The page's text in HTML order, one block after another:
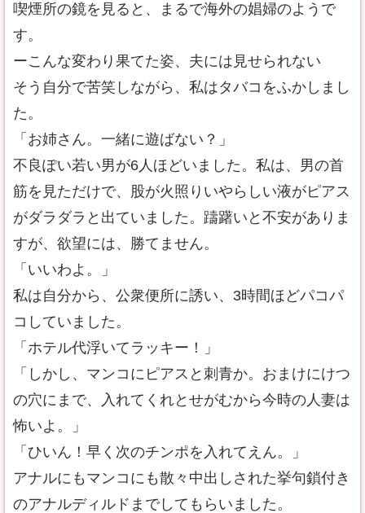
喫煙所の鏡を見ると、まるで海外の娼婦のようで
す。
ーこんな変わり果てた姿、夫には見せられない
そう自分で苦笑しながら、私はタバコをふかしまし
た。
「お姉さん。一緒に遊ばない？」
不良ぽい若い男が6人ほどいました。私は、男の首
筋を見ただけで、股が火照りいやらしい液がピアス
がダラダラと出ていました。躊躇いと不安がありま
すが、欲望には、勝てません。
「いいわよ。」
私は自分から、公衆便所に誘い、3時間ほどパコパ
コしていました。
「ホテル代浮いてラッキー！」
「しかし、マンコにピアスと刺青か。おまけにけつ
の穴にまで、入れてくれとせがむから今時の人妻は
怖いよ。」
「ひいん！早く次のチンポを入れてえん。」
アナルにもマンコにも散々中出しされた挙句鎖付き
のアナルディルドまでしてもらいました。